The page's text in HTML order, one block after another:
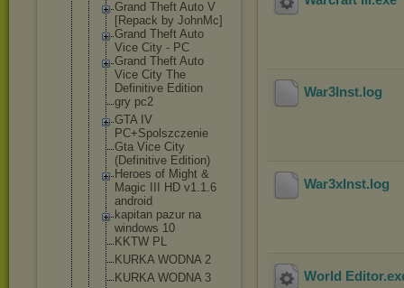
Grand Theft Auto V
[Repack by JohnMc]
Grand Theft Auto
Vice City - PC
Grand Theft Auto
Vice City The
Definitive Edition
gry pc2
GTA IV
PC+Spolszczenie
Gta Vice City
(Definitive Edition)
Heroes of Might &
Magic III HD v1.1.6
android
kapitan pazur na
windows 10
KKTW PL
KURKA WODNA 2
KURKA WODNA 3
War3Inst.log
War3xInst.log
World Editor